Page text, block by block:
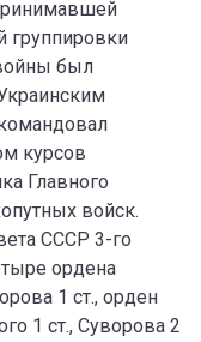
группировки
был
курсов
Главного
войск.
СССР 3-го
ордена
1 ст., орден
1 ст., Суворова 2